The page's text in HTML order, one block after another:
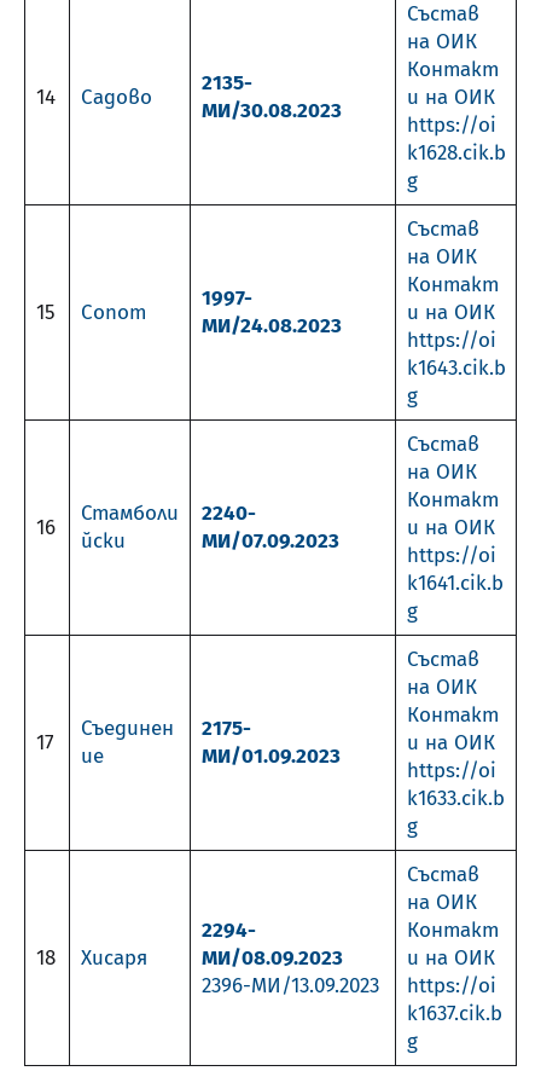
14 Садово
2135-
МИ/30.08.2023
Състав
на ОИК
Контакт
и на ОИК
https://oi
k1628.cik.b
g
15 Сопот
1997-
МИ/24.08.2023
Състав
на ОИК
Контакт
и на ОИК
https://oi
k1643.cik.b
g
16
Стамболи
йски
2240-
МИ/07.09.2023
Състав
на ОИК
Контакт
и на ОИК
https://oi
k1641.cik.b
g
17
Съединен
ие
2175-
МИ/01.09.2023
Състав
на ОИК
Контакт
и на ОИК
https://oi
k1633.cik.b
g
18 Хисаря
2294-
МИ/08.09.2023
2396-МИ/13.09.2023
Състав
на ОИК
Контакт
и на ОИК
https://oi
k1637.cik.b
g